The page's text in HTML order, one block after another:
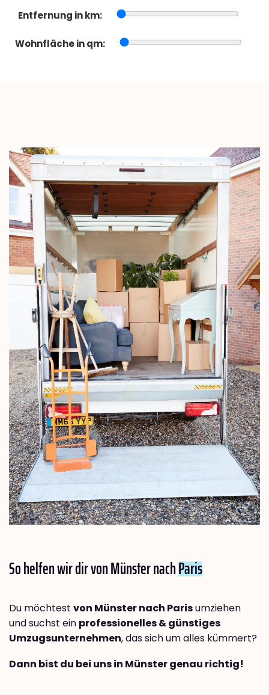
Entfernung in km:
Wohnfläche in qm:
So helfen wir dir von Münster nachParis
Du möchtest von Münster nach Parisumziehen
und suchst ein professionelles & günstiges
Umzugsunternehmen, das sich um alles kümmert?
Dann bist du bei uns in Münster genau richtig!